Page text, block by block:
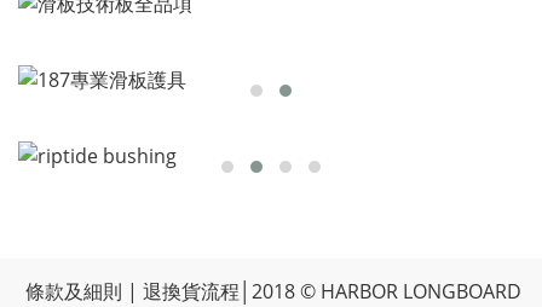
條款及細則 | 退換貨流程 │2018 © HARBOR LONGBOARD